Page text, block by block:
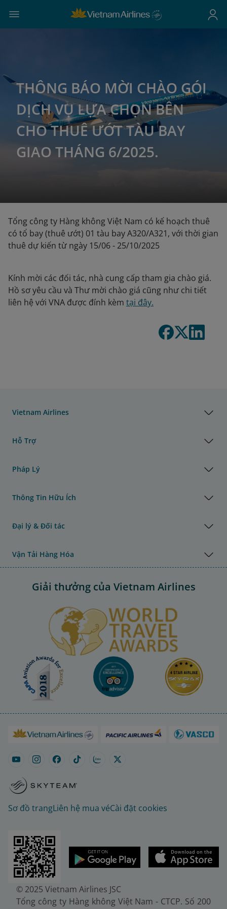
THÔNG BÁO MỜI CHÀO GÓI
DỊCH VỤ LỰA CHỌN BÊN
CHO THUÊ ƯỚT TÀU BAY
GIAO THÁNG 6/2025.
Tổng công ty Hàng không Việt Nam có kế hoạch thuê
có tổ bay (thuê ướt) 01 tàu bay A320/A321, với thời gian
thuê dự kiến từ ngày 15/06 - 25/10/2025
Kính mời các đối tác, nhà cung cấp tham gia chào giá.
Hồ sơ yêu cầu và Thư mời chào giá cũng như chi tiết
liên hệ với VNA được đính kèm tại đây.
Vietnam Airlines
Hỗ Trợ
Pháp Lý
Thông Tin Hữu Ích
Đại lý & Đối tác
Vận Tải Hàng Hóa
Giải thưởng của Vietnam Airlines
Sơ đồ trangLiên hệ mua véCài đặt cookies
© 2025 Vietnam Airlines JSC
Tổng công ty Hàng không Việt Nam - CTCP. Số 200